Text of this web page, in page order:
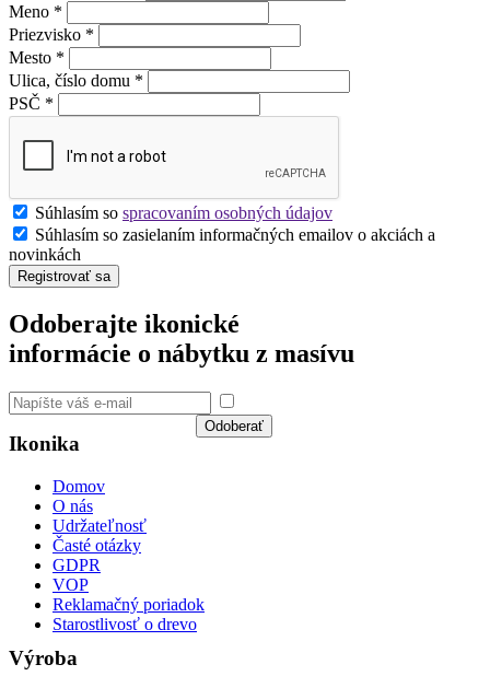
Meno *
Priezvisko *
Mesto *
Ulica, číslo domu *
PSČ *
Súhlasím so spracovaním osobných údajov
Súhlasím so zasielaním informačných emailov o akciách a
novinkách
Registrovať sa
Odoberajte ikonické
informácie o nábytku z masívu
Odoberať
Ikonika
Domov
O nás
Udržateľnosť
Časté otázky
GDPR
VOP
Reklamačný poriadok
Starostlivosť o drevo
Výroba